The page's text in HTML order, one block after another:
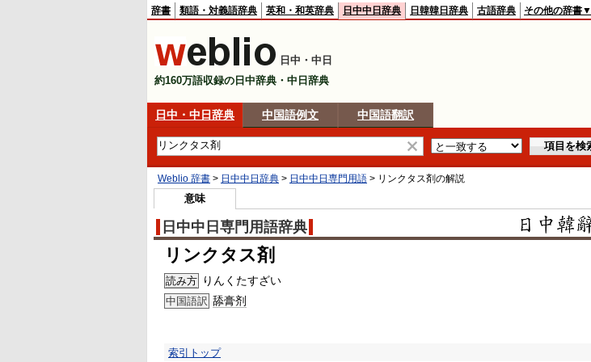
辞書 類語・対義語辞典 英和・和英辞典 日中中日辞典 日韓韓日辞典 古語辞典 その他の辞書▼
日中・中日
約160万語収録の日中辞典・中日辞典
日中・中日辞典 中国語例文 中国語翻訳
Weblio 辞書 > 日中中日辞典 > 日中中日専門用語 > リンクタス剤の解説
意味
日中中日専門用語辞典
リンクタス剤
読み方 りんくたすざい
中国語訳 舔膏剂
索引トップ